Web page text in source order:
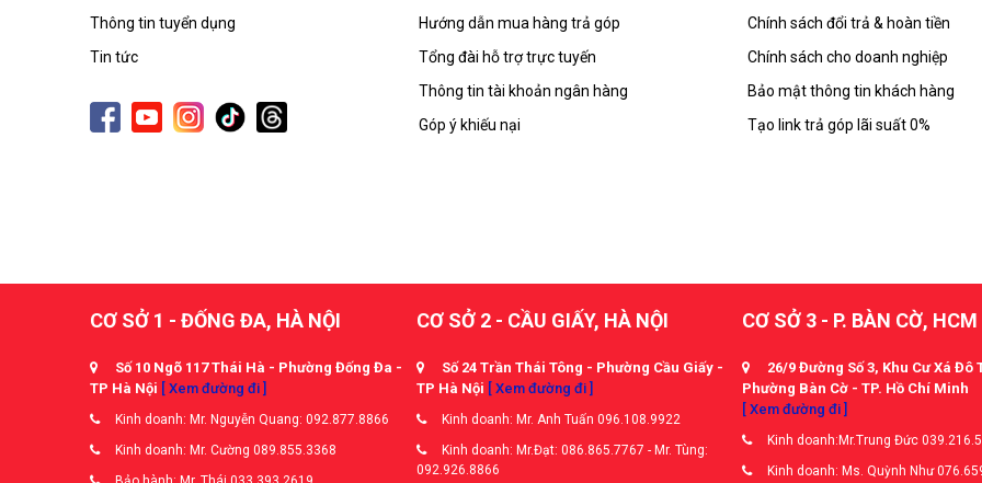
Thông tin tuyển dụng
Tin tức
Hướng dẫn mua hàng trả góp
Tổng đài hỗ trợ trực tuyến
Thông tin tài khoản ngân hàng
Góp ý khiếu nại
Chính sách đổi trả & hoàn tiền
Chính sách cho doanh nghiệp
Bảo mật thông tin khách hàng
Tạo link trả góp lãi suất 0%
CƠ SỞ 1 - ĐỐNG ĐA, HÀ NỘI
Số 10 Ngõ 117 Thái Hà - Phường Đống Đa -
TP Hà Nội [ Xem đường đi ]
Kinh doanh: Mr. Nguyễn Quang: 092.877.8866
Kinh doanh: Mr. Cường 089.855.3368
CƠ SỞ 2 - CẦU GIẤY, HÀ NỘI
Số 24 Trần Thái Tông - Phường Cầu Giấy -
TP Hà Nội [ Xem đường đi ]
Kinh doanh: Mr. Anh Tuấn 096.108.9922
Kinh doanh: Mr.Đạt: 086.865.7767 - Mr. Tùng:
092.926.8866
CƠ SỞ 3 - P. BÀN CỜ, HCM
26/9 Đường Số 3, Khu Cư Xá Đô
Phường Bàn Cờ - TP. Hồ Chí Minh
[ Xem đường đi ]
Kinh doanh:Mr.Trung Đức
Kinh doanh: Ms. Quỳnh Như